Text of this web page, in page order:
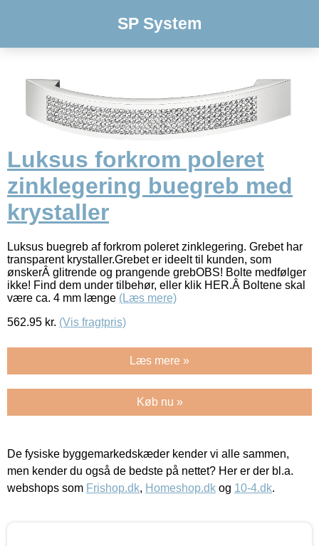
SP System
Luksus forkrom poleret
zinklegering buegreb med
krystaller
Luksus buegreb af forkrom poleret zinklegering. Grebet har
transparent krystaller.Grebet er ideelt til kunden, som
ønskerÂ glitrende og prangende grebOBS! Bolte medfølger
ikke! Find dem under tilbehør, eller klik HER.Â Boltene skal
være ca. 4 mm længe (Læs mere)
562.95 kr. (Vis fragtpris)
Læs mere »
Køb nu »
De fysiske byggemarkedskæder kender vi alle sammen,
men kender du også de bedste på nettet? Her er der bl.a.
webshops som Frishop.dk, Homeshop.dk og 10-4.dk.